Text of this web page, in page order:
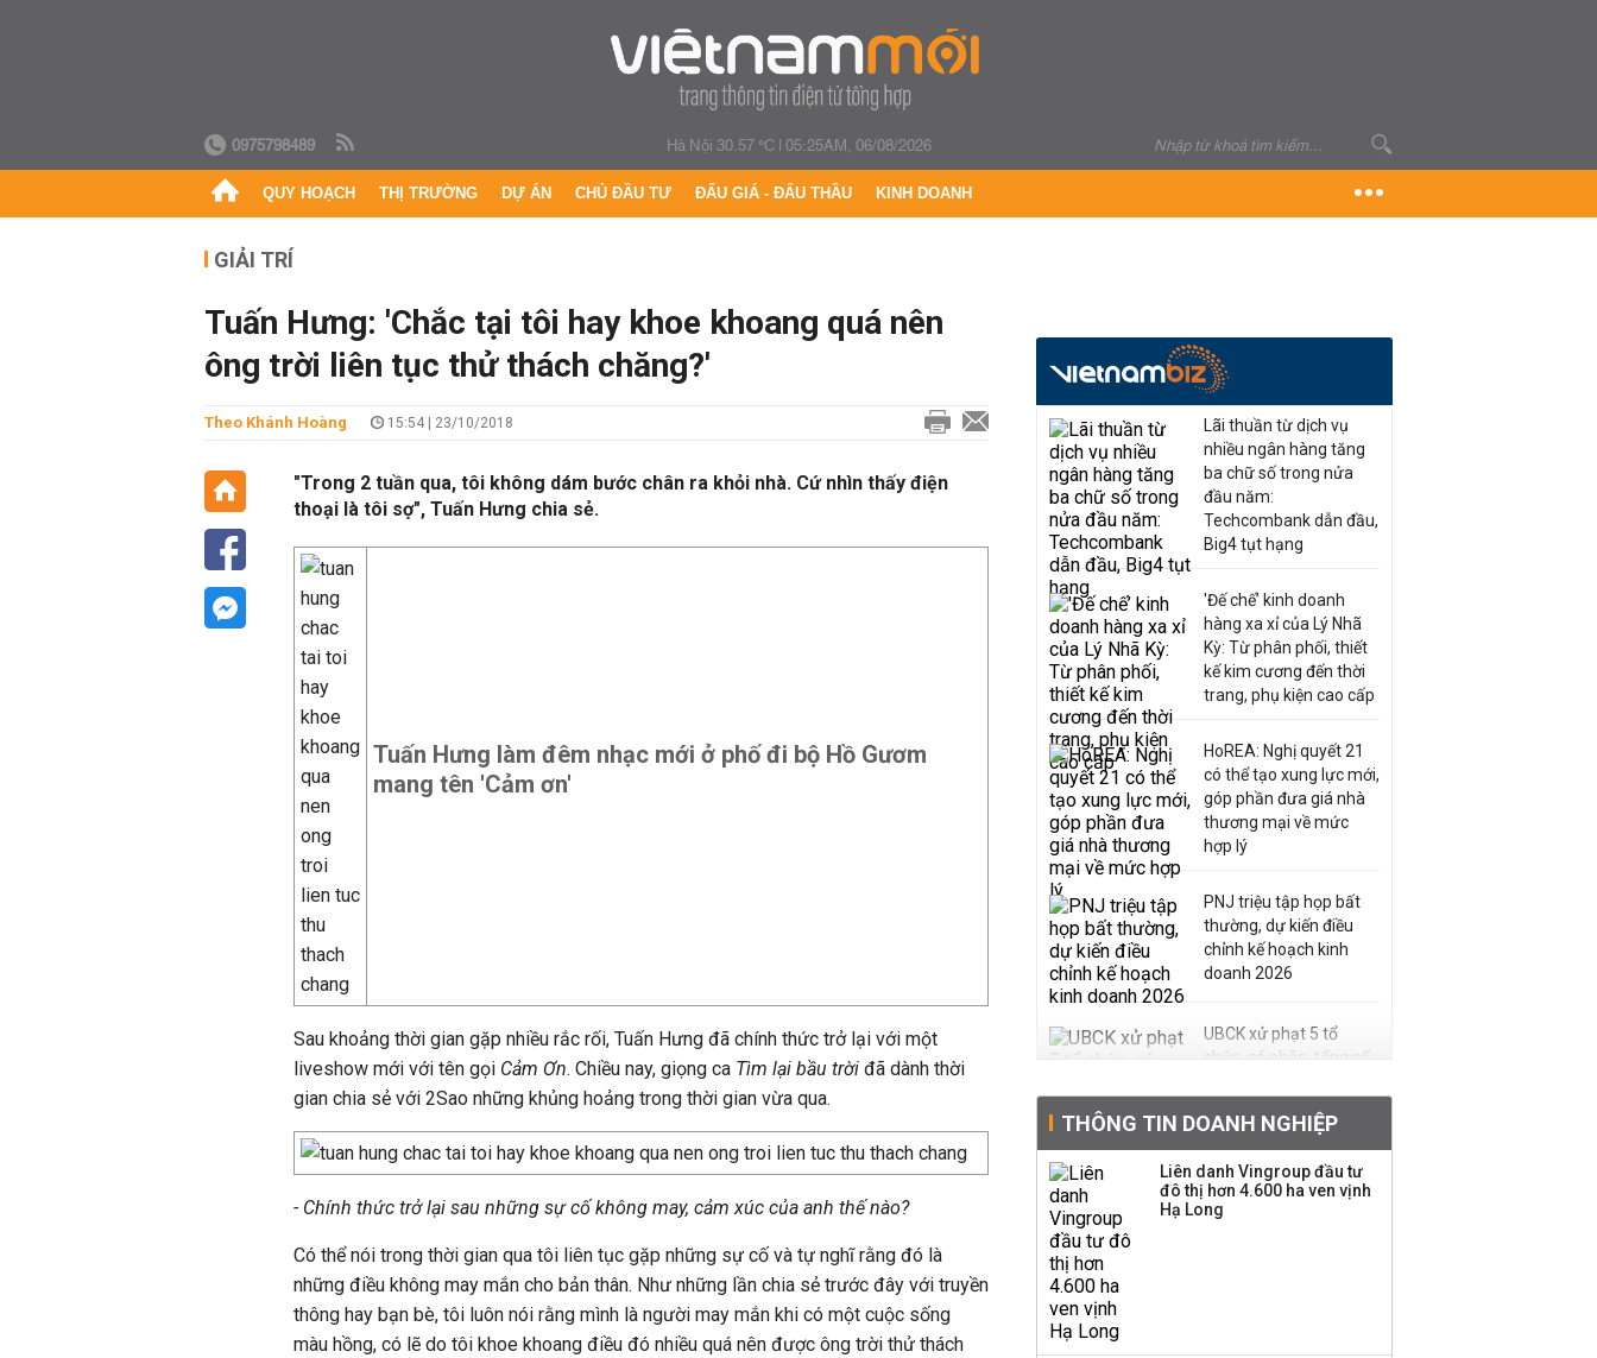
0975798489 Hà Nội 30.57 °C|05:25AM, 06/08/2026
QUY HOẠCH THỊ TRƯỜNG DỰ ÁN CHỦ ĐẦU TƯ ĐẤU GIÁ - ĐẤU THẦU KINH DOANH
GIẢI TRÍ
Tuấn Hưng: 'Chắc tại tôi hay khoe khoang quá nên
ông trời liên tục thử thách chăng?'
Theo Khánh Hoàng 15:54 | 23/10/2018
"Trong 2 tuần qua, tôi không dám bước chân ra khỏi nhà. Cứ nhìn thấy điện
thoại là tôi sợ", Tuấn Hưng chia sẻ.
Tuấn Hưng làm đêm nhạc mới ở phố đi bộ Hồ Gươm
mang tên 'Cảm ơn'
Sau khoảng thời gian gặp nhiều rắc rối, Tuấn Hưng đã chính thức trở lại với một
liveshow mới với tên gọi Cảm Ơn. Chiều nay, giọng ca Tìm lại bầu trời đã dành thời
gian chia sẻ với 2Sao những khủng hoảng trong thời gian vừa qua.
- Chính thức trở lại sau những sự cố không may, cảm xúc của anh thế nào?
Có thể nói trong thời gian qua tôi liên tục gặp những sự cố và tự nghĩ rằng đó là
những điều không may mắn cho bản thân. Như những lần chia sẻ trước đây với truyền
thông hay bạn bè, tôi luôn nói rằng mình là người may mắn khi có một cuộc sống
màu hồng, có lẽ do tôi khoe khoang điều đó nhiều quá nên được ông trời thử thách
Lãi thuần từ dịch vụ
nhiều ngân hàng tăng
ba chữ số trong nửa
đầu năm:
Techcombank dẫn đầu,
Big4 tụt hạng
'Đế chế’ kinh doanh
hàng xa xỉ của Lý Nhã
Kỳ: Từ phân phối, thiết
kế kim cương đến thời
trang, phụ kiện cao cấp
HoREA: Nghị quyết 21
có thể tạo xung lực mới,
góp phần đưa giá nhà
thương mại về mức
hợp lý
PNJ triệu tập họp bất
thường, dự kiến điều
chỉnh kế hoạch kinh
doanh 2026
UBCK xử phạt 5 tổ
chức, cá nhân, tổng số
Kinh Bắc dự kiến cho
thuê tối thiểu 100 ha
đất công nghiệp trong
THÔNG TIN DOANH NGHIỆP
Liên danh Vingroup đầu tư
đô thị hơn 4.600 ha ven vịnh
Hạ Long